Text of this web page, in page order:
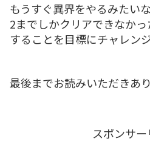
もうすぐ異界をやるみたい
2までしかクリアできなか
することを目標にチャレン
最後までお読みいただきあ
スポンサ